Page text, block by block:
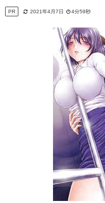
PR 2021年4月7日 4分59秒